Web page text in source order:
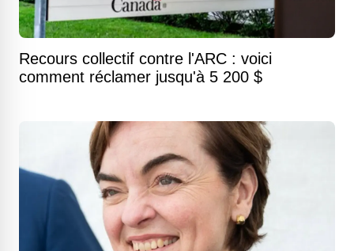
Recours collectif contre l'ARC : voici
comment réclamer jusqu'à 5 200 $